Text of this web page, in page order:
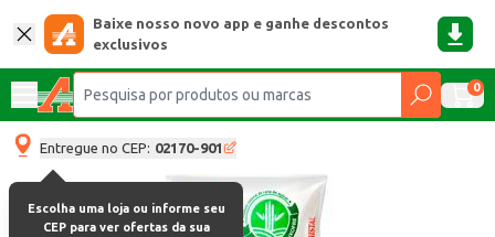
Baixe nosso novo app e ganhe descontos
exclusivos
0
Entregue no CEP: 02170-901
Escolha uma loja ou informe seu
CEP para ver ofertas da sua